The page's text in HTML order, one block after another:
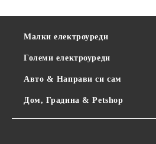
Малки електроуреди
Големи електроуреди
Авто & Направи си сам
Дом, Градина & Petshop